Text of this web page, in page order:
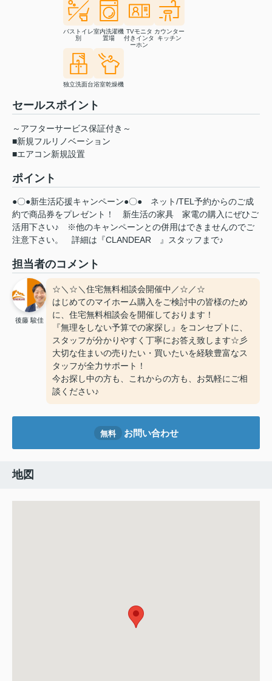
バストイレ
別
室内洗濯機
置場
TVモニタ
付きインタ
ーホン
カウンター
キッチン
独立洗面台浴室乾燥機
セールスポイント
～アフターサービス保証付き～
■新規フルリノベーション
■エアコン新規設置
ポイント
●〇●新生活応援キャンペーン●〇●
ネット/TEL予約からのご成
約で商品券をプレゼント！
新生活の家具
家電の購入にぜひご
活用下さい♪
※他のキャンペーンとの併用はできませんのでご
注意下さい。
詳細は『CLANDEAR 』スタッフまで♪
担当者のコメント
後藤 駿佳
☆＼☆＼住宅無料相談会開催中／☆／☆
はじめてのマイホーム購入をご検討中の皆様のため
に、住宅無料相談会を開催しております！
『無理をしない予算での家探し』をコンセプトに、
スタッフが分かりやすく丁寧にお答え致します☆彡
大切な住まいの売りたい・買いたいを経験豊富なス
タッフが全力サポート！
今お探し中の方も、これからの方も、お気軽にご相
談ください♪
無料 お問い合わせ
地図